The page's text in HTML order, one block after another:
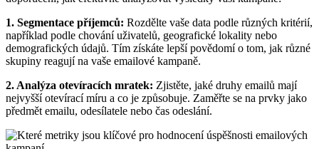
1. Segmentace příjemců: Rozdělte vaše data podle různých kritérií,
například podle chování uživatelů, geografické lokality nebo
demografických údajů. Tím získáte lepší povědomí o tom, jak různé
skupiny reagují na vaše emailové kampaně.
2. Analýza otevíracích mratek: Zjistěte, jaké druhy emailů mají
nejvyšší otevírací míru a co je způsobuje. Zaměřte se na prvky jako
předmět emailu, odesílatele nebo čas odeslání.